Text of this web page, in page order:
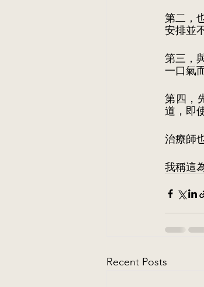
第二，
安排並
第三，
一口氣
第四，
道，即
治療師
我稱這
Recent Posts